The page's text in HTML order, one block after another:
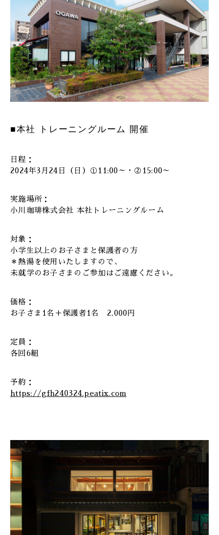
■本社 トレーニングルーム 開催
日程：
2024年3月24日（日）①11:00～・②15:00～
実施場所：
小川珈琲株式会社 本社トレーニングルーム
対象：
小学生以上のお子さまと保護者の方
＊熱湯を使用いたしますので、
未就学のお子さまのご参加はご遠慮ください。
価格：
お子さま1名＋保護者1名 2,000円
定員：
各回6組
予約：
https://gfh240324.peatix.com